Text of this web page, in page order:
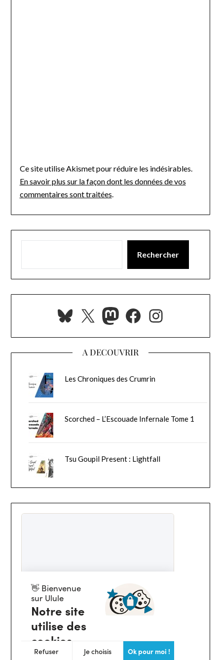
Ce site utilise Akismet pour réduire les indésirables.
En savoir plus sur la façon dont les données de vos
commentaires sont traitées
Rechercher
Bluesky
X Mastodon
Facebook
A DECOUVRIR
Les Chroniques des Crumrin
Scorched – L’Escouade Infernale Tome 1
Tsu Goupil Present : Lightfall